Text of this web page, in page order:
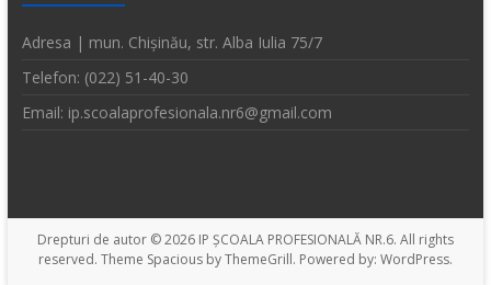
Adresa | mun. Chișinău, str. Alba Iulia 75/7
Telefon: (022) 51-40-30
Email: ip.scoalaprofesionala.nr6@gmail.com
Drepturi de autor © 2026 IP ȘCOALA PROFESIONALĂ NR.6. All rights
reserved. Theme Spaciousby ThemeGrill. Powered by: WordPress.